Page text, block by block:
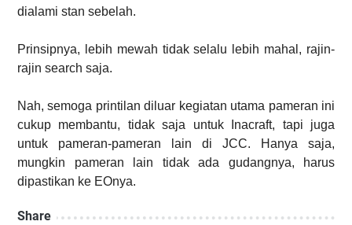
dialami stan sebelah.
Prinsipnya, lebih mewah tidak selalu lebih mahal, rajin-
rajin search saja.
Nah, semoga printilan diluar kegiatan utama pameran ini
cukup membantu, tidak saja untuk Inacraft, tapi juga
untuk pameran-pameran lain di JCC. Hanya saja,
mungkin pameran lain tidak ada gudangnya, harus
dipastikan ke EOnya.
Share